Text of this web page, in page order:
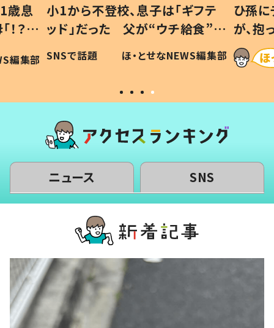
歳息
？」
編集部
小1から不登校、息子は「ギフテ
ッド」だった 父が“ウチ給食”を
作り続ける理由とは #令和の親
#令和の子
SNSで話題 ほ・とせなNEWS編集部
ひ孫
が、
「涙が
い」
ニュース SNS